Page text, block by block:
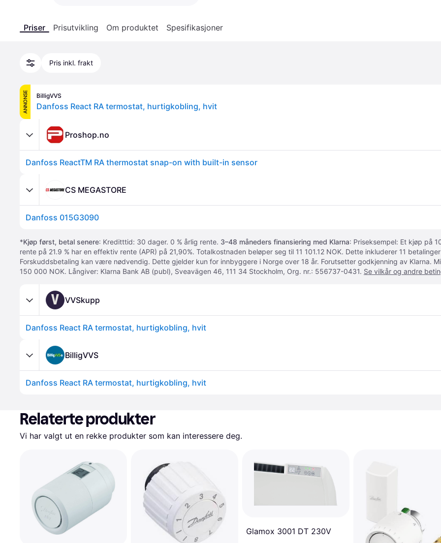
Priser Prisutvikling Om produktet Spesifikasjoner
Pris inkl. frakt
ANNONSE BilligVVS
Danfoss React RA termostat, hurtigkobling, hvit
Proshop.no
Danfoss ReactTM RA thermostat snap-on with built-in sensor
CS MEGASTORE
Danfoss 015G3090
*Kjøp først, betal senere: Kreditttid: 30 dager. 0 % årlig rente. 3–48 måneders finansiering med Klarna: Priseksempel: Et kjøp på
rente på 21.9 % har en effektiv rente (APR) på 21,90%. Totalkostnaden beløper seg til 11 101.12 NOK. Dette inkluderer 11
Forskuddsbetaling kan være nødvendig. Dette gjelder kun for innbyggere i Norge over 18 år. Forutsetter godkjenning av Klarna.
150 000 NOK. Långiver: Klarna Bank AB (publ), Sveavägen 46, 111 34 Stockholm, Org. nr.: 556737-0431. Se vilkår og andre
V VVSkupp
Danfoss React RA termostat, hurtigkobling, hvit
BilligVVS
Danfoss React RA termostat, hurtigkobling, hvit
Relaterte produkter
Vi har valgt ut en rekke produkter som kan interessere deg.
Glamox 3001 DT 230V